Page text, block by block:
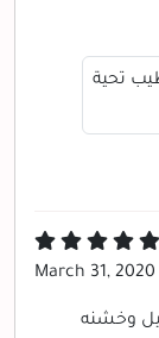
تحية
March 31, 2020
وخشنه